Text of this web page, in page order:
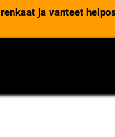
renkaat ja vanteet